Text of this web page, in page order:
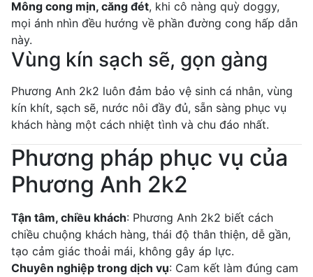
Mông cong mịn, căng đét, khi cô nàng quỳ doggy,
mọi ánh nhìn đều hướng về phần đường cong hấp dẫn
này.
Vùng kín sạch sẽ, gọn gàng
Phương Anh 2k2 luôn đảm bảo vệ sinh cá nhân, vùng
kín khít, sạch sẽ, nước nôi đầy đủ, sẵn sàng phục vụ
khách hàng một cách nhiệt tình và chu đáo nhất.
Phương pháp phục vụ của
Phương Anh 2k2
Tận tâm, chiều khách: Phương Anh 2k2 biết cách
chiều chuộng khách hàng, thái độ thân thiện, dễ gần,
tạo cảm giác thoải mái, không gây áp lực.
Chuyên nghiệp trong dịch vụ: Cam kết làm đúng cam